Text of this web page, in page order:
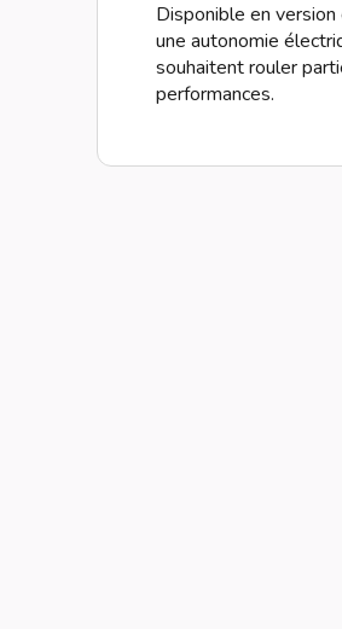
Disponible en
une autonomie
souhaitent rouler
performances.